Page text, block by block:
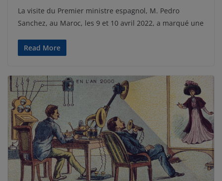
La visite du Premier ministre espagnol, M. Pedro
Sanchez, au Maroc, les 9 et 10 avril 2022, a marqué une
Read More